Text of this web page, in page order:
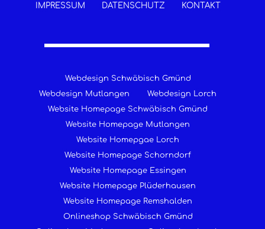
IMPRESSUM
DATENSCHUTZ KONTAKT
Webdesign Schwäbisch Gmünd
Webdesign Mutlangen
Webdesign Lorch
Website Homepage Schwäbisch Gmünd
Website Homepage Mutlangen
Website Homepgae Lorch
Website Homepage Schorndorf
Website Homepage Essingen
Website Homepage Plüderhausen
Website Homepage Remshalden
Onlineshop Schwäbisch Gmünd